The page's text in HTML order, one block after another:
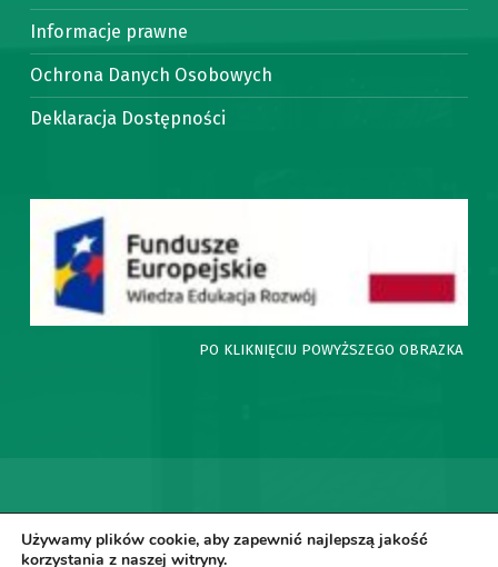
Informacje prawne
Ochrona Danych Osobowych
Deklaracja Dostępności
PO KLIKNIĘCIU POWYŻSZEGO OBRAZKA
© SPZOZ Kalwaria Zebrzydowska
Używamy plików cookie, aby zapewnić najlepszą jakość
korzystania z naszej witryny.